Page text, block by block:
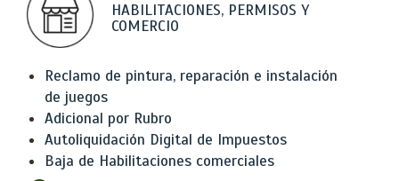
HABILITACIONES, PERMISOS Y
COMERCIO
Reclamo de pintura, reparación e instalación
de juegos
Adicional por Rubro
Autoliquidación Digital de Impuestos
Baja de Habilitaciones comerciales